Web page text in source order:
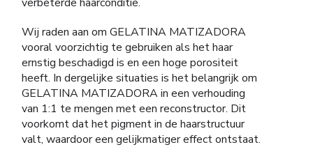
Wij raden aan om GELATINA MATIZADORA
vooral voorzichtig te gebruiken als het haar
ernstig beschadigd is en een hoge porositeit
heeft. In dergelijke situaties is het belangrijk om
GELATINA MATIZADORA in een verhouding
van 1:1 te mengen met een reconstructor. Dit
voorkomt dat het pigment in de haarstructuur
valt, waardoor een gelijkmatiger effect ontstaat.